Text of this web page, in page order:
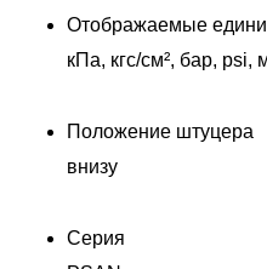
Отображаемые
кПа, кгс/см², бар, psi,
Положение штуцера
внизу
Серия